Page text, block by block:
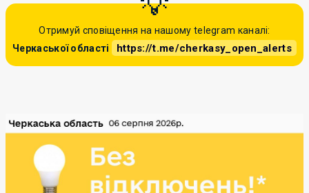
Отримуй сповіщення на нашому telegram каналі:
Черкаської області
https://t.me/cherkasy_open_alerts